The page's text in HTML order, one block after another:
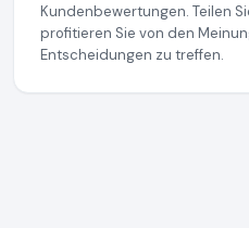
Kundenbewertungen. Teilen
profitieren Sie von den
Entscheidungen zu treffen.